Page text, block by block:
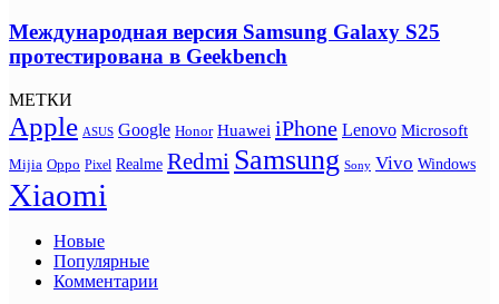
Международная версия Samsung Galaxy S25
протестирована в Geekbench
МЕТКИ
Apple ASUS Google Honor Huawei iPhone Lenovo Microsoft
Mijia Oppo Pixel Realme Redmi Samsung Sony Vivo Windows
Xiaomi
Новые
Популярные
Комментарии